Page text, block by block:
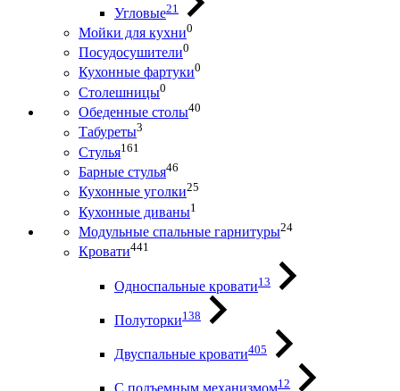
Угловые21
Мойки для кухни0
Посудосушители0
Кухонные фартуки0
Столешницы0
Обеденные столы40
Табуреты3
Стулья161
Барные стулья46
Кухонные уголки25
Кухонные диваны1
Модульные спальные гарнитуры24
Кровати441
Односпальные кровати13
Полуторки138
Двуспальные кровати405
С подъемным механизмом12